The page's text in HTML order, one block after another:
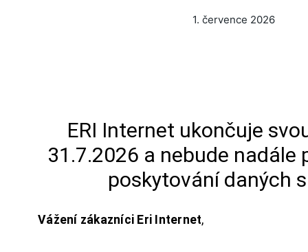
1. července 2026
ERI Internet ukončuje
31.7.2026 a nebude nadále
poskytování daných
Vážení zákazníci Eri Internet,